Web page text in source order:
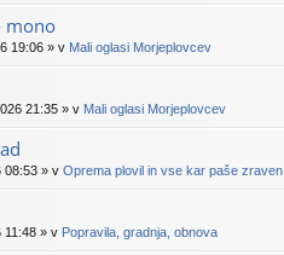
mono
19:06 » v Mali oglasi Morjeplovcev
21:35 » v Mali oglasi Morjeplovcev
08:53 » v Oprema plovil in vse kar paše zraven
11:48 » v Popravila, gradnja, obnova